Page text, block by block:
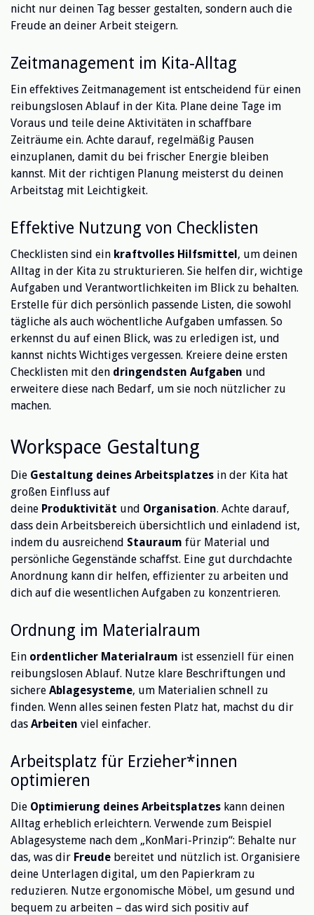
nicht nur deinen Tag besser gestalten, sondern auch die
Freude an deiner Arbeit steigern.
Zeitmanagement im Kita-Alltag
Ein effektives Zeitmanagement ist entscheidend für einen
reibungslosen Ablauf in der Kita. Plane deine Tage im
Voraus und teile deine Aktivitäten in schaffbare
Zeiträume ein. Achte darauf, regelmäßig Pausen
einzuplanen, damit du bei frischer Energie bleiben
kannst. Mit der richtigen Planung meisterst du deinen
Arbeitstag mit Leichtigkeit.
Effektive Nutzung von Checklisten
Checklisten sind ein kraftvolles Hilfsmittel , um deinen
Alltag in der Kita zu strukturieren. Sie helfen dir, wichtige
Aufgaben und Verantwortlichkeiten im Blick zu behalten.
Erstelle für dich persönlich passende Listen, die sowohl
tägliche als auch wöchentliche Aufgaben umfassen. So
erkennst du auf einen Blick, was zu erledigen ist, und
kannst nichts Wichtiges vergessen. Kreiere deine ersten
Checklisten mit den dringendsten Aufgaben und
erweitere diese nach Bedarf, um sie noch nützlicher zu
machen.
Workspace Gestaltung
Die Gestaltung deines Arbeitsplatzes in der Kita hat
großen Einfluss auf
deine Produktivität und Organisation. Achte darauf,
dass dein Arbeitsbereich übersichtlich und einladend ist,
indem du ausreichend Stauraum für Material und
persönliche Gegenstände schaffst. Eine gut durchdachte
Anordnung kann dir helfen, effizienter zu arbeiten und
dich auf die wesentlichen Aufgaben zu konzentrieren.
Ordnung im Materialraum
Ein ordentlicher Materialraum ist essenziell für einen
reibungslosen Ablauf. Nutze klare Beschriftungen und
sichere Ablagesysteme, um Materialien schnell zu
finden. Wenn alles seinen festen Platz hat, machst du dir
das Arbeiten viel einfacher.
Arbeitsplatz für Erzieher*innen
optimieren
Die Optimierung deines Arbeitsplatzes kann deinen
Alltag erheblich erleichtern. Verwende zum Beispiel
Ablagesysteme nach dem „KonMari-Prinzip“: Behalte nur
das, was dir Freude bereitet und nützlich ist. Organisiere
deine Unterlagen digital, um den Papierkram zu
reduzieren. Nutze ergonomische Möbel, um gesund und
bequem zu arbeiten – das wird sich positiv auf